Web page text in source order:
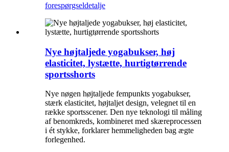
forespørgseldetalje
Nye højtaljede yogabukser, høj
elasticitet, lystætte, hurtigtørrende
sportsshorts
Nye nøgen højtaljede fempunkts yogabukser,
stærk elasticitet, højtaljet design, velegnet til en
række sportsscener. Den nye teknologi til måling
af benomkreds, kombineret med skæreprocessen
i ét stykke, forklarer hemmeligheden bag ægte
forlegenhed.